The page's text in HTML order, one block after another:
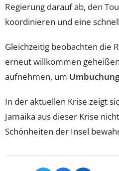
Regierung darauf ab, den
koordinieren und eine
Gleichzeitig beobachten die
erneut willkommen
aufnehmen, um
In der aktuellen Krise zeigt
Jamaika aus dieser Krise
Schönheiten der Insel